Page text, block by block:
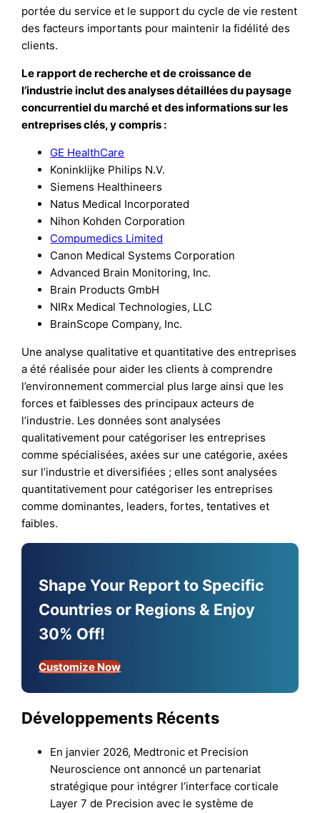
portée du service et le support du cycle de vie restent
des facteurs importants pour maintenir la fidélité des
clients.
Le rapport de recherche et de croissance de
l’industrie inclut des analyses détaillées du paysage
concurrentiel du marché et des informations sur les
entreprises clés, y compris :
GE HealthCare
Koninklijke Philips N.V.
Siemens Healthineers
Natus Medical Incorporated
Nihon Kohden Corporation
Compumedics Limited
Canon Medical Systems Corporation
Advanced Brain Monitoring, Inc.
Brain Products GmbH
NIRx Medical Technologies, LLC
BrainScope Company, Inc.
Une analyse qualitative et quantitative des entreprises
a été réalisée pour aider les clients à comprendre
l’environnement commercial plus large ainsi que les
forces et faiblesses des principaux acteurs de
l’industrie. Les données sont analysées
qualitativement pour catégoriser les entreprises
comme spécialisées, axées sur une catégorie, axées
sur l’industrie et diversifiées ; elles sont analysées
quantitativement pour catégoriser les entreprises
comme dominantes, leaders, fortes, tentatives et
faibles.
Shape Your Report to Specific
Countries or Regions & Enjoy
30% Off!
Customize Now
Développements Récents
En janvier 2026, Medtronic et Precision
Neuroscience ont annoncé un partenariat
stratégique pour intégrer l’interface corticale
Layer 7 de Precision avec le système de